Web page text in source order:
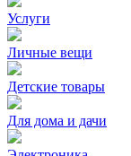
Услуги
Личные вещи
Детские товары
Для дома и дачи